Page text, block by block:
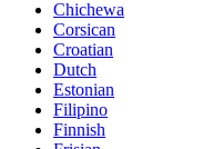
Chichewa
Corsican
Croatian
Dutch
Estonian
Filipino
Finnish